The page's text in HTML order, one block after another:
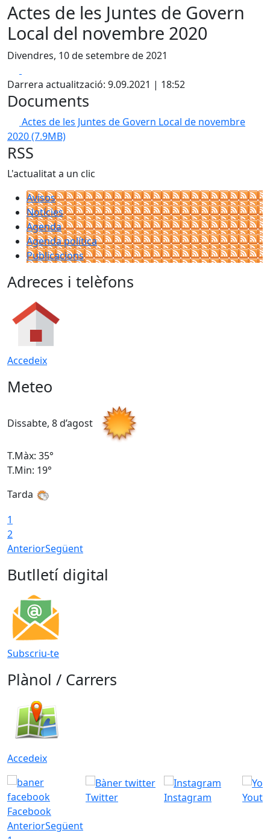
Actes de les Juntes de Govern
Local del novembre 2020
Divendres, 10 de setembre de 2021
Darrera actualització: 9.09.2021 | 18:52
Documents
Actes de les Juntes de Govern Local de novembre
2020(7.9MB)
RSS
L'actualitat a un clic
Avisos
Notícies
Agenda
Agenda política
Publicacions
Adreces i telèfons
Accedeix
Meteo
Dissabte, 8 d’agost
T.Màx: 35°
T.Min: 19°
Tarda
1
2
AnteriorSegüent
Butlletí digital
Subscriu-te
Plànol / Carrers
Accedeix
Facebook
Twitter Instagram
AnteriorSegüent